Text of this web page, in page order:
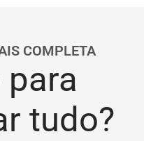
COMPLETA
tudo?